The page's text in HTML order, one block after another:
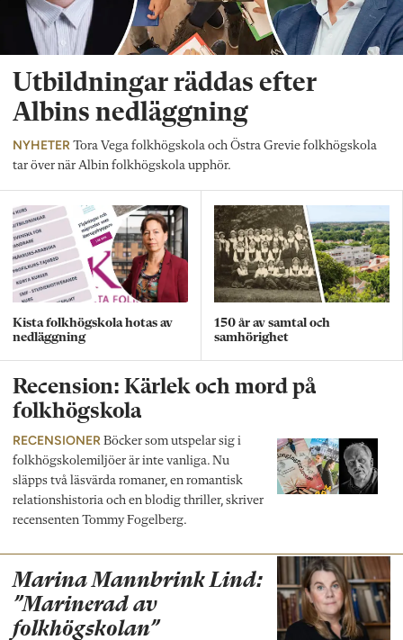
Utbildningar räddas efter
Albins nedläggning
NYHETER Tora Vega folkhögskola och Östra Grevie folkhögskola
tar över när Albin folkhögskola upphör.
Kista folkhögskola hotas av
nedläggning
150 år av samtal och
samhörighet
Recension: Kärlek och mord på
folkhögskola
RECENSIONER Böcker som utspelar sig i
folkhögskolemiljöer är inte vanliga. Nu
släpps två läsvärda romaner, en romantisk
relationshistoria och en blodig thriller, skriver
recensenten Tommy Fogelberg.
Marina Mannbrink Lind:
”Marinerad av
folkhögskolan”